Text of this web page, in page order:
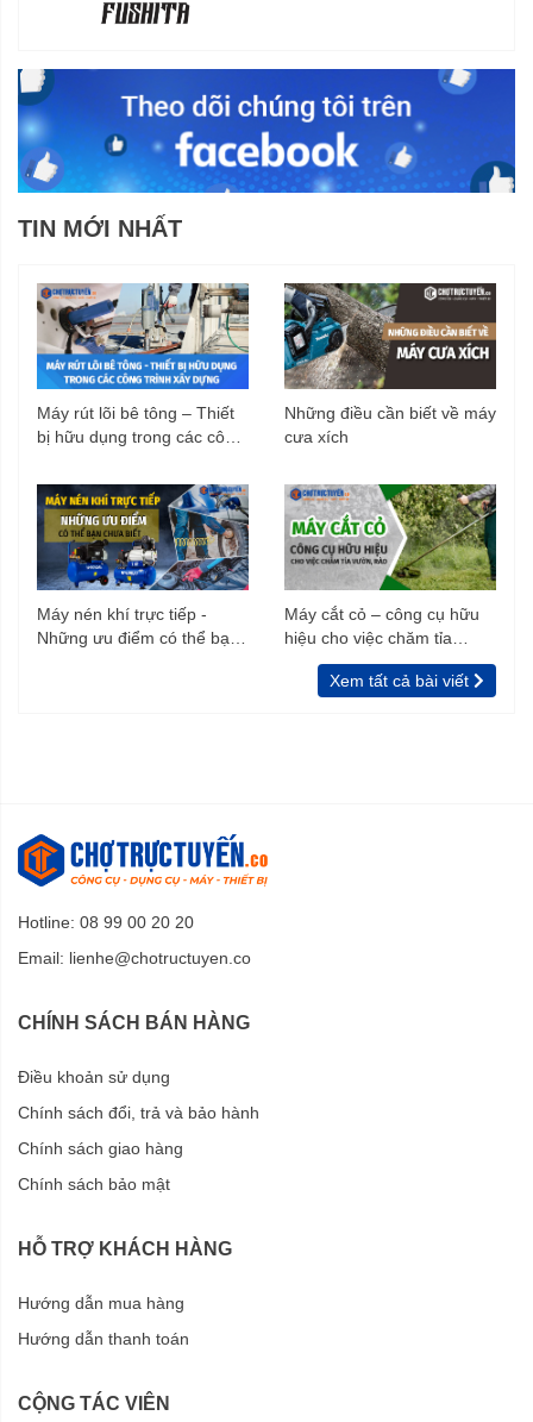
TIN MỚI NHẤT
Máy rút lõi bê tông – Thiết
bị hữu dụng trong các công
Những điều cần biết về máy
cưa xích
Máy nén khí trực tiếp -
Những ưu điểm có thể bạn
Máy cắt cỏ – công cụ hữu
hiệu cho việc chăm tỉa
vườn, rào
Xem tất cả bài viết
Hotline: 08 99 00 20 20
Email: lienhe@chotructuyen.co
CHÍNH SÁCH BÁN HÀNG
Điều khoản sử dụng
Chính sách đổi, trả và bảo hành
Chính sách giao hàng
Chính sách bảo mật
HỖ TRỢ KHÁCH HÀNG
Hướng dẫn mua hàng
Hướng dẫn thanh toán
CỘNG TÁC VIÊN